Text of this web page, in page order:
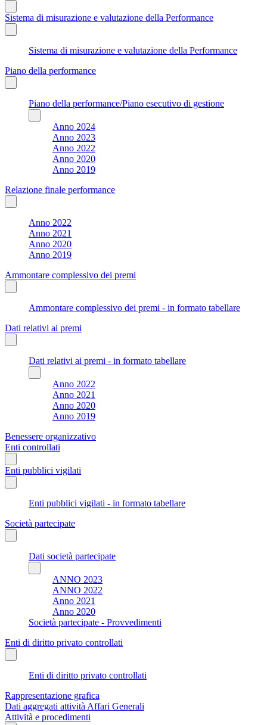
Sistema di misurazione e valutazione della Performance
Sistema di misurazione e valutazione della Performance
Piano della performance
Piano della performance/Piano esecutivo di gestione
Anno 2024
Anno 2023
Anno 2022
Anno 2020
Anno 2019
Relazione finale performance
Anno 2022
Anno 2021
Anno 2020
Anno 2019
Ammontare complessivo dei premi
Ammontare complessivo dei premi - in formato tabellare
Dati relativi ai premi
Dati relativi ai premi - in formato tabellare
Anno 2022
Anno 2021
Anno 2020
Anno 2019
Benessere organizzativo
Enti controllati
Enti pubblici vigilati
Enti pubblici vigilati - in formato tabellare
Società partecipate
Dati società partecipate
ANNO 2023
ANNO 2022
Anno 2021
Anno 2020
Società partecipate - Provvedimenti
Enti di diritto privato controllati
Enti di diritto privato controllati
Rappresentazione grafica
Dati aggregati attività Affari Generali
Attività e procedimenti